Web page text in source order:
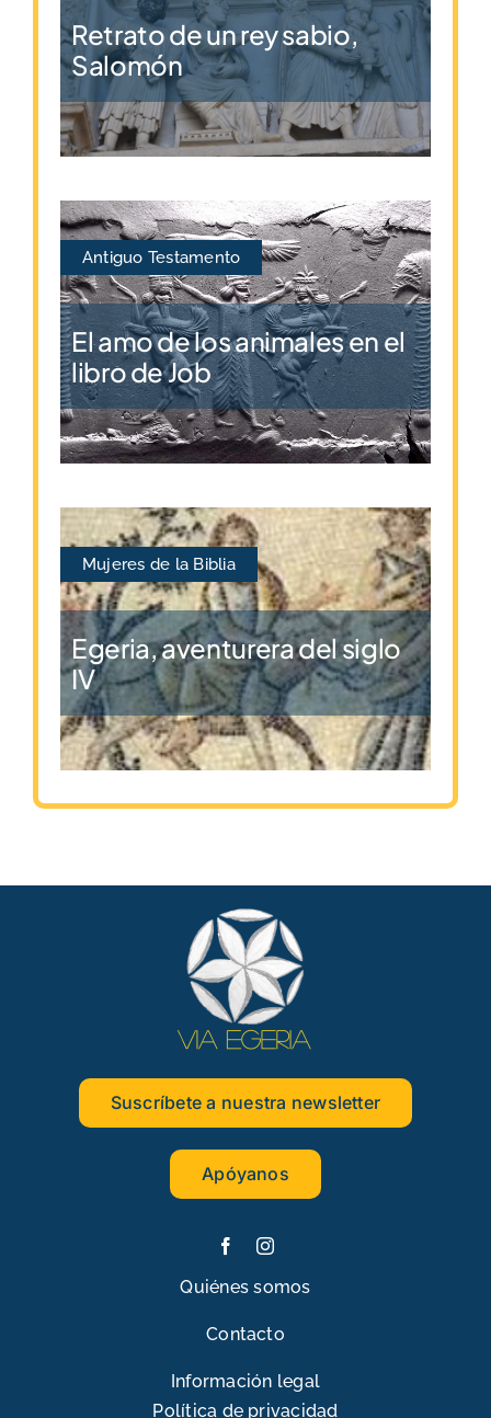
Retrato de un rey sabio,
Salomón
Antiguo Testamento
El amo de los animales en el
libro de Job
Mujeres de la Biblia
Egeria, aventurera del siglo
IV
Suscríbete a nuestra newsletter
Apóyanos
Quiénes somos
Contacto
Información legal
Política de privacidad